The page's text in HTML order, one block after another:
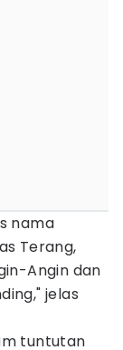
nama
Terang,
Angin dan
jelas
tuntutan